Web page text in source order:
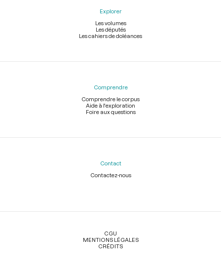
Explorer
Les volumes
Les députés
Les cahiers de doléances
Comprendre
Comprendre le corpus
Aide à l'exploration
Foire aux questions
Contact
Contactez-nous
Légal
CGU
MENTIONS LÉGALES
CRÉDITS